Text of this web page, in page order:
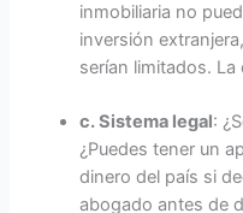
inmobiliaria no
inversión
serían limitados.
c. Sistema legal:
¿Puedes tener un
dinero del país si
abogado antes de